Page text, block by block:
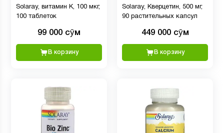
Solaray, витамин К, 100 мкг,
100 таблеток
99 000 сӯм
В корзину
Solaray, Кверцетин, 500 мг,
90 растительных капсул
449 000 сӯм
В корзину